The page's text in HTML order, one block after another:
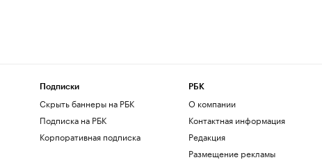
Подписки
Скрыть баннеры на РБК
Подписка на РБК
Корпоративная подписка
РБК
О компании
Контактная информация
Редакция
Размещение рекламы